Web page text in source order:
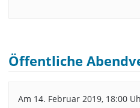
Öffentliche
Am 14. Februar 2019, 18:00